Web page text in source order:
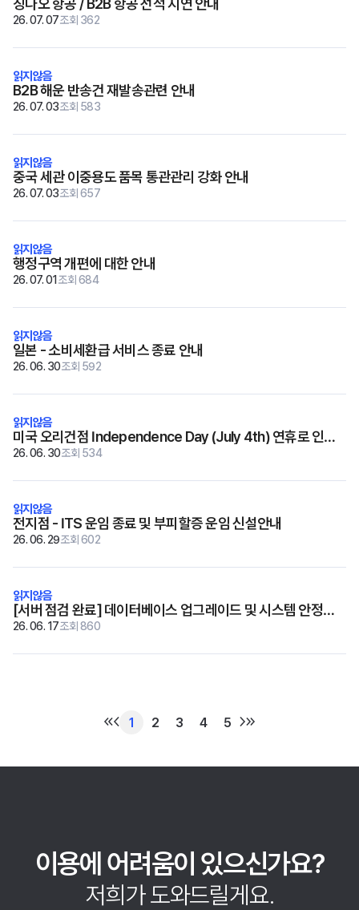
26. 07. 07조회 362
B2B 해운 반송건 재발송관련 안내
26. 07. 03조회 583
중국 세관 이중용도 품목 통관관리 강화 안내
26. 07. 03조회 657
행정구역 개편에 대한 안내
26. 07. 01조회 684
일본 - 소비세환급 서비스 종료 안내
26. 06. 30조회 592
미국 오리건점 Independence Day (July 4th) 연휴로 인한
선적일정 변경안내
26. 06. 30조회 534
전지점 - ITS 운임 종료 및 부피할증 운임 신설안내
26. 06. 29조회 602
[서버 점검 완료] 데이터베이스 업그레이드 및 시스템 안정화
작업
26. 06. 17조회 860
1 2 3 4 5
이용에 어려움이 있으신가요?
저희가 도와드릴게요.